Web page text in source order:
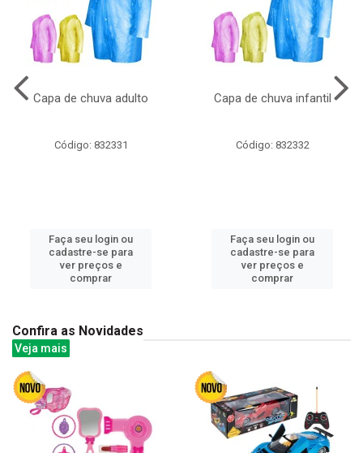
Capa de chuva adulto
Código: 832331
Faça seu login ou
cadastre-se para
ver preços e
comprar
Capa de chuva infantil
Código: 832332
Faça seu login ou
cadastre-se para
ver preços e
comprar
Confira as Novidades
Veja mais